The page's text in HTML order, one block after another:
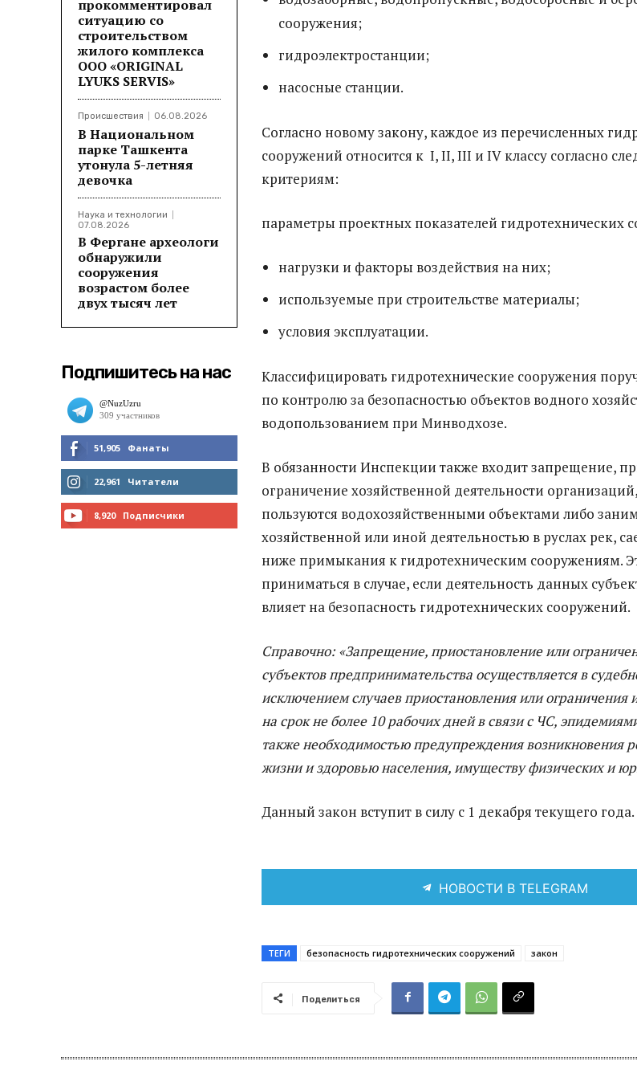
прокомментировал
ситуацию со
строительством
жилого комплекса
ООО «ORIGINAL
LYUKS SERVIS»
Происшествия 06.08.2026
В Национальном
парке Ташкента
утонула 5-летняя
девочка
Наука и технологии
07.08.2026
В Фергане археологи
обнаружили
сооружения
возрастом более
двух тысяч лет
Подпишитесь на нас
51,905 Фанаты
МНЕ НРАВИТСЯ
22,961 Читатели
8,920 Подписчики
сооружения;
гидроэлектростанции;
насосные станции.
Согласно новому закону, каждое из перечисленных
сооружений относится к I, II, III и IV классу согласно
критериям:
параметры проектных показателей гидротехнических
нагрузки и факторы воздействия на них;
используемые при строительстве материалы;
условия эксплуатации.
Классифицировать гидротехнические сооружения
по контролю за безопасностью объектов водного
водопользованием при Минводхозе.
В обязанности Инспекции также входит запрещение,
ограничение хозяйственной деятельности
пользуются водохозяйственными объектами либо
хозяйственной или иной деятельностью в руслах рек,
ниже примыкания к гидротехническим сооружениям.
приниматься в случае, если деятельность данных
влияет на безопасность гидротехнических сооружений.
Справочно: «Запрещение, приостановление или
субъектов предпринимательства осуществляется в
исключением случаев приостановления или ограничения
на срок не более 10 рабочих дней в связи с ЧС,
также необходимостью предупреждения возникновения
жизни и здоровью населения, имуществу физических и
Данный закон вступит в силу с 1 декабря текущего года.
НОВОСТИ В TELEGRAM
ТЕГИ безопасность гидротехнических сооружений закон
Поделиться